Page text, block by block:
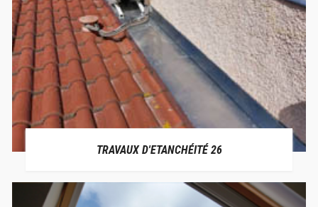
TRAVAUX D'ETANCHÉITÉ 26